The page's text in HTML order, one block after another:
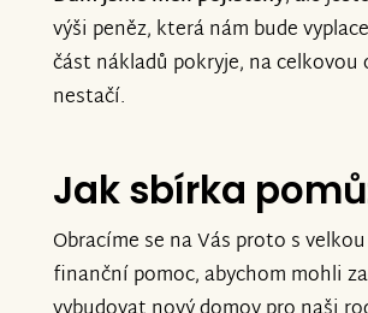
výši peněz, která nám bude
část nákladů pokryje, na celkovou
nestačí.
Jak sbírka
Obracíme se na Vás proto s
finanční pomoc, abychom mohli